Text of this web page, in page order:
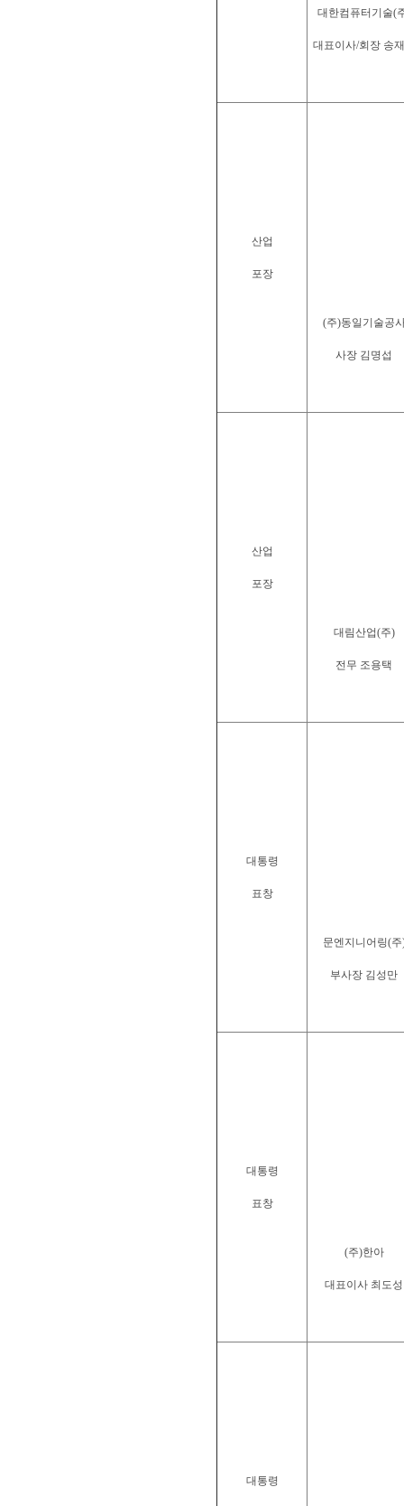
대한컴퓨터기술(
대표이사/회장 송
산업
포장
(주)동일기술공
사장 김명섭
산업
포장
대림산업(주)
전무 조용택
대통령
표창
문엔지니어링(주
부사장 김성만
대통령
표창
(주)한아
대표이사 최도성
대통령